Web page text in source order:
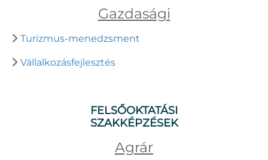
Gazdasági
Turizmus-menedzsment
Vállalkozásfejlesztés
FELSŐOKTATÁSI
SZAKKÉPZÉSEK
Agrár